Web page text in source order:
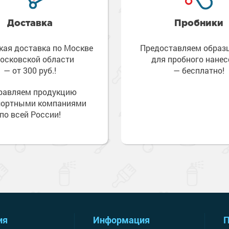
Доставка
доставка по Москве
области
— от 300 руб.!
продукцию
компаниями
по всей России!
Пробники
Предоставляем
для пробного
— бесплатно!
ремонтные
стены
краски для
краски для
Информация